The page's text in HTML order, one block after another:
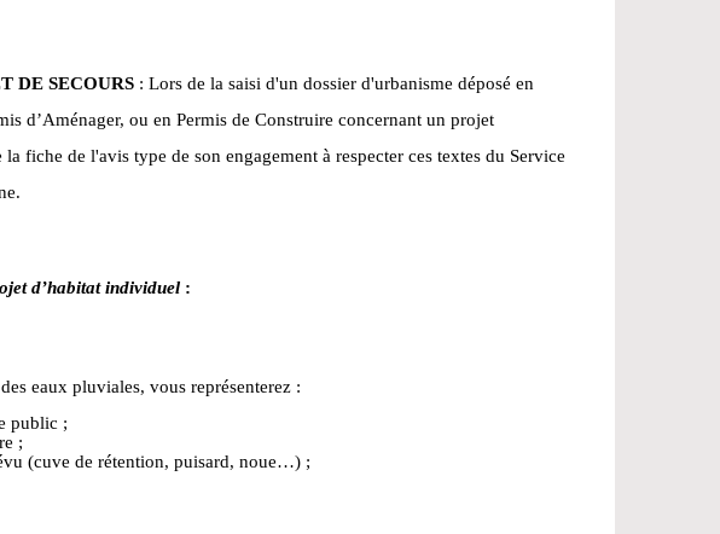
DE SECOURS: Lors de la saisi d'un dossier d'urbanisme déposé en
d’Aménager, ou en Permis de Construire concernant un projet
fiche de l'avis type de son engagement à respecter ces textes du Service
d’habitat individuel:
eaux pluviales, vous représenterez :
public ;
;
(cuve de rétention, puisard, noue…) ;